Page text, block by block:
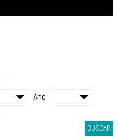
Ano
BUSCAR